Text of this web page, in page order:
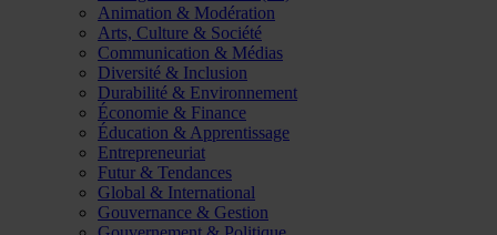
Animation & Modération
Arts, Culture & Société
Communication & Médias
Diversité & Inclusion
Durabilité & Environnement
Économie & Finance
Éducation & Apprentissage
Entrepreneuriat
Futur & Tendances
Global & International
Gouvernance & Gestion